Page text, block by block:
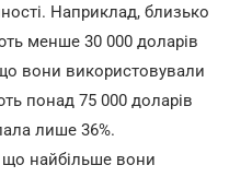
Наприклад, близько
менше 30 000 доларів
вони використовували
понад 75 000 доларів
лише 36%.
що найбільше вони